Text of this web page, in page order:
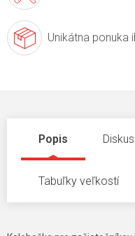
Unikátna ponuka
Popis
Tabuľky veľkostí